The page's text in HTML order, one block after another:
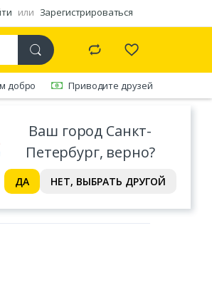
или Зарегистрироваться
Ваш город Санкт-
Петербург, верно?
ДА НЕТ, ВЫБРАТЬ ДРУГОЙ
добро Приводите друзей
OEM color с